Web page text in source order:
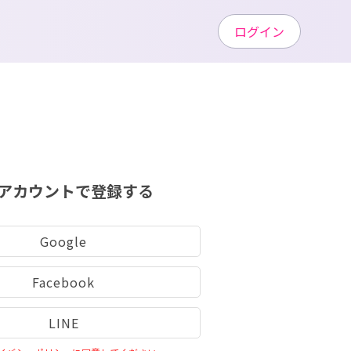
カウントで登録する
Google
Facebook
LINE
ログイン